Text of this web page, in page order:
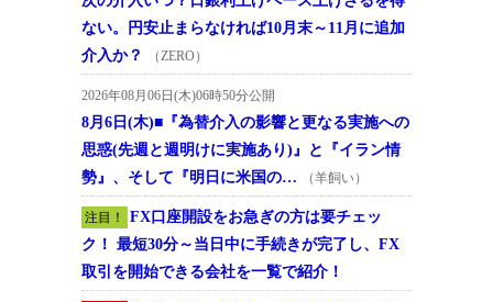
ない。円安止まらなければ10月末～11月に追加
介入か？
（ZERO）
2026年08月06日(木)06時50分公開
8月6日(木)■『為替介入の影響と更なる実施への
思惑(先週と週明けに実施あり)』と『イラン情
勢』、そして『明日に米国の…
（羊飼い）
注目！
FX口座開設をお急ぎの方は要チェッ
ク！ 最短30分～当日中に手続きが完了し、FX
取引を開始できる会社を一覧で紹介！